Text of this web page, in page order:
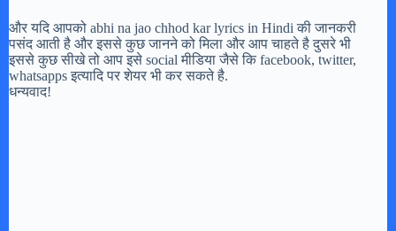
और यदि आपको abhi na jao chhod kar lyrics in Hindi की जानकरी
पसंद आती है और इससे कुछ जानने को मिला और आप चाहते है दुसरे भी
इससे कुछ सीखे तो आप इसे social मीडिया जैसे कि facebook, twitter,
whatsapps इत्यादि पर शेयर भी कर सकते है.
धन्यवाद!